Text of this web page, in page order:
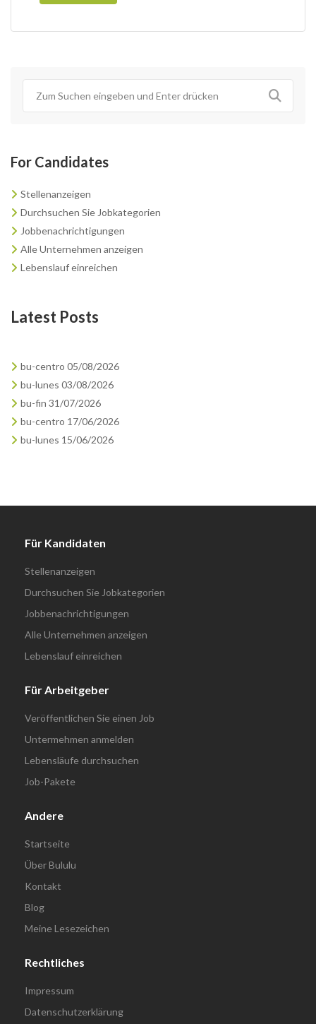
For Candidates
Stellenanzeigen
Durchsuchen Sie Jobkategorien
Jobbenachrichtigungen
Alle Unternehmen anzeigen
Lebenslauf einreichen
Latest Posts
bu-centro 05/08/2026
bu-lunes 03/08/2026
bu-fin 31/07/2026
bu-centro 17/06/2026
bu-lunes 15/06/2026
Für Kandidaten
Stellenanzeigen
Durchsuchen Sie Jobkategorien
Jobbenachrichtigungen
Alle Unternehmen anzeigen
Lebenslauf einreichen
Für Arbeitgeber
Veröffentlichen Sie einen Job
Untermehmen anmelden
Lebensläufe durchsuchen
Job-Pakete
Andere
Startseite
Über Bululu
Kontakt
Blog
Meine Lesezeichen
Rechtliches
Impressum
Datenschutzerklärung